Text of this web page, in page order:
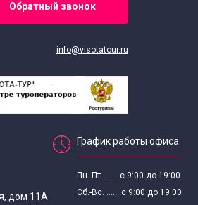
Обратный звонок
info@visotatour.ru
дом 11А
График работы офиса:
Пн.-Пт. ...... с 9:00 до 19:00
Сб.-Вс. ...... с 9:00 до 19:00